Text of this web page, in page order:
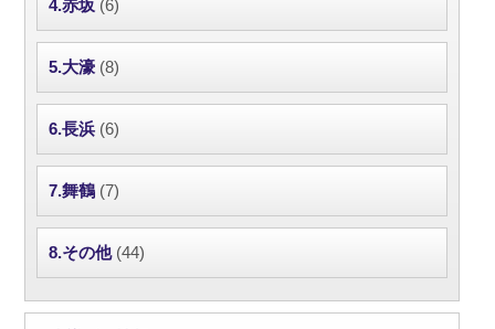
4.赤坂 (6)
5.大濠 (8)
6.長浜 (6)
7.舞鶴 (7)
8.その他(44)